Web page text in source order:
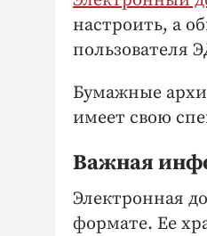
настроить, а
пользователя
Бумажные
имеет свою
Важная
Электронная
формате. Ее